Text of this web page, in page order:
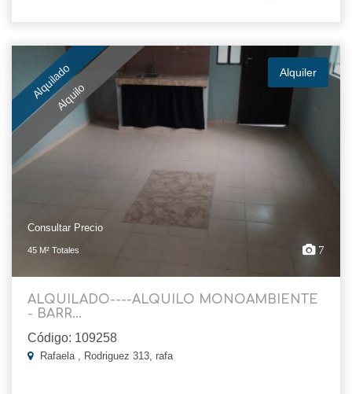
AlquiladoAlquilo
Alquiler
Consultar Precio
45 M² Totales 7
ALQUILADO----ALQUILO MONOAMBIENTE
- BARR...
Código: 109258
Rafaela , Rodriguez 313, rafa